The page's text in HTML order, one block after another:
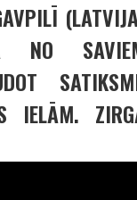
NO
IELĀM.